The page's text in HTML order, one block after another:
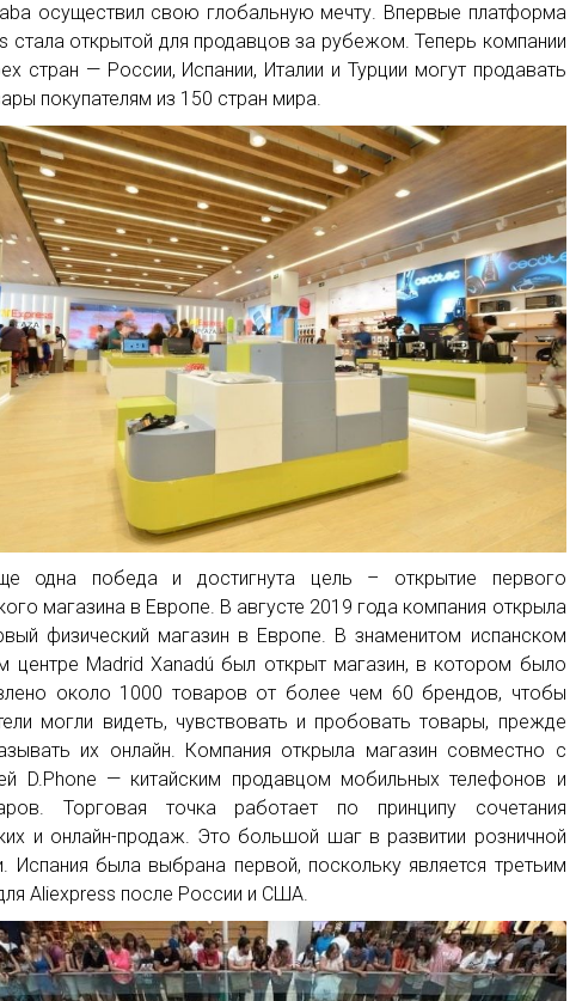
осуществил свою глобальную мечту. Впервые платформа
стала открытой для продавцов за рубежом. Теперь компании
стран — России, Испании, Италии и Турции могут продавать
покупателям из 150 стран мира.
одна победа и достигнута цель – открытие первого
магазина в Европе. В августе 2019 года компания открыла
физический магазин в Европе. В знаменитом испанском
центре Madrid Xanadú был открыт магазин, в котором было
около 1000 товаров от более чем 60 брендов, чтобы
могли видеть, чувствовать и пробовать товары, прежде
их онлайн. Компания открыла магазин совместно с
D.Phone — китайским продавцом мобильных телефонов и
Торговая точка работает по принципу сочетания
и онлайн-продаж. Это большой шаг в развитии розничной
Испания была выбрана первой, поскольку является третьим
Aliexpress после России и США.